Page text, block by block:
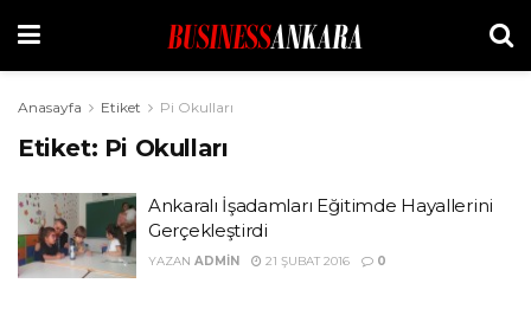
Anasayfa Etiket Pi Okulları
Etiket: Pi Okulları
Ankaralı İşadamları Eğitimde Hayallerini
Gerçekleştirdi
YAZAN ADMIN 21 ŞUBAT 2016 0